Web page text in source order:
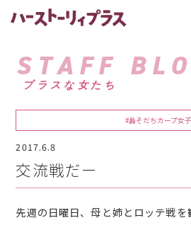
ハー
STAFF
プラスな女たち
#島そだちカープ女子
2017.6.8
交流戦だー
先週の日曜日、母と姉とロッテ戦